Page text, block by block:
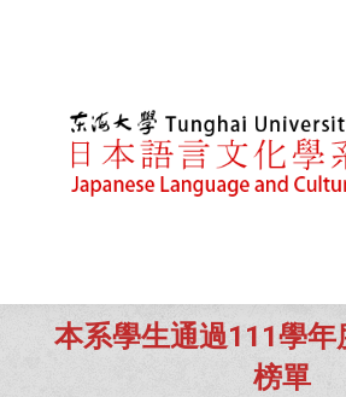
本系學生通過111學年
榜單